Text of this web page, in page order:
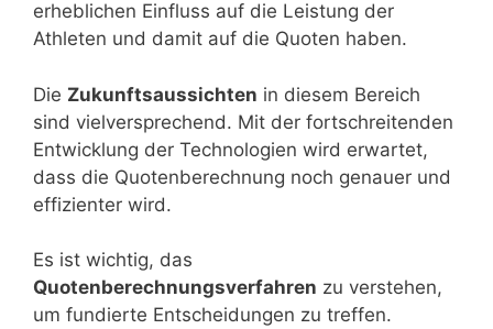
erheblichen Einfluss auf die Leistung der
Athleten und damit auf die Quoten haben.
Die Zukunftsaussichten in diesem Bereich
sind vielversprechend. Mit der fortschreitenden
Entwicklung der Technologien wird erwartet,
dass die Quotenberechnung noch genauer und
effizienter wird.
Es ist wichtig, das
Quotenberechnungsverfahren zu verstehen,
um fundierte Entscheidungen zu treffen.